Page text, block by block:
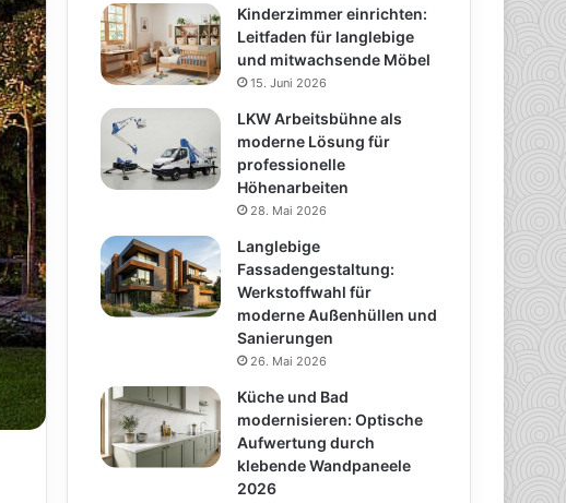
Kinderzimmer einrichten:
Leitfaden für langlebige
und mitwachsende Möbel
15. Juni 2026
LKW Arbeitsbühne als
moderne Lösung für
professionelle
Höhenarbeiten
28. Mai 2026
Langlebige
Fassadengestaltung:
Werkstoffwahl für
moderne Außenhüllen und
Sanierungen
26. Mai 2026
Küche und Bad
modernisieren: Optische
Aufwertung durch
klebende Wandpaneele
2026